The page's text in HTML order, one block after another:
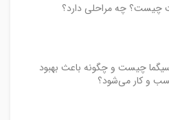
چیست؟ چه مراحلی دارد؟
چیست و چگونه باعث بهبود
و کار می‌شود؟